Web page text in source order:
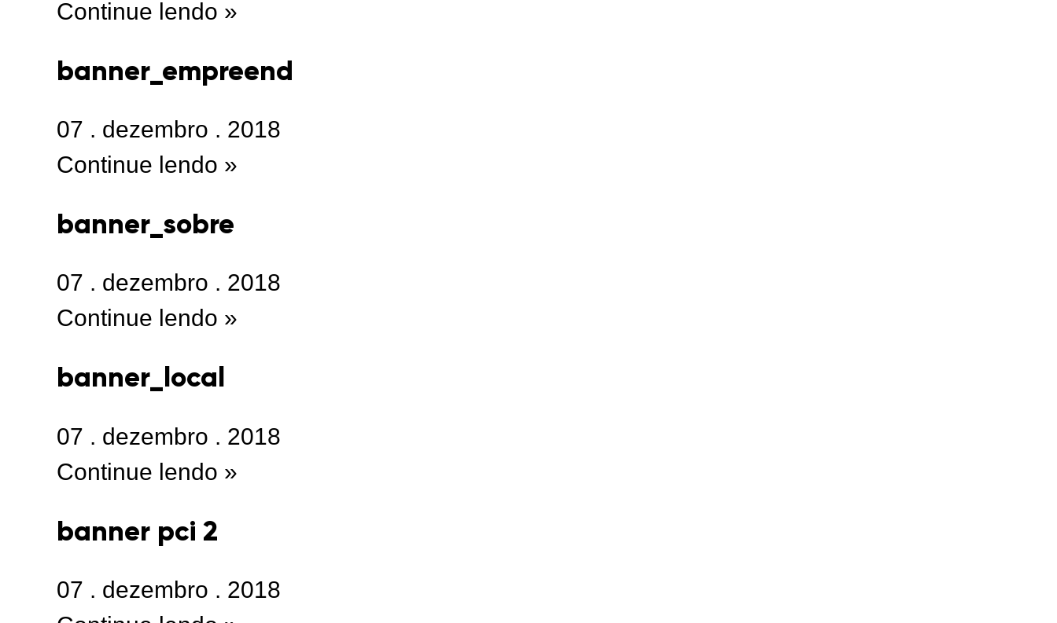
Continue lendo »
banner_empreend
07 . dezembro . 2018
Continue lendo »
banner_sobre
07 . dezembro . 2018
Continue lendo »
banner_local
07 . dezembro . 2018
Continue lendo »
banner pci 2
07 . dezembro . 2018